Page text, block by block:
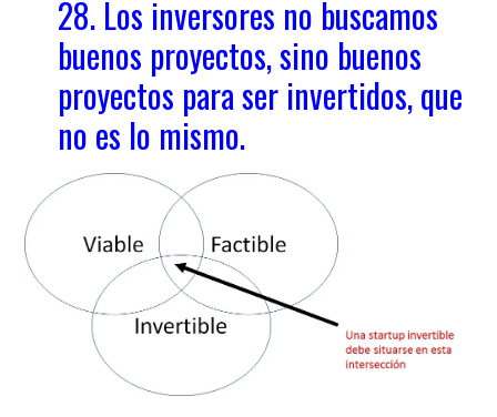
28. Los inversores no buscamos
buenos proyectos, sino buenos
proyectos para ser invertidos, que
no es lo mismo.